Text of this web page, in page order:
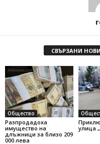
СВЪРЗАНИ
Общество
Разпродадоха
имущество на
длъжници за близо 209
000 лева
улица